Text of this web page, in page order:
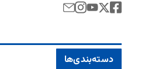
دسته‌بندی‌ها